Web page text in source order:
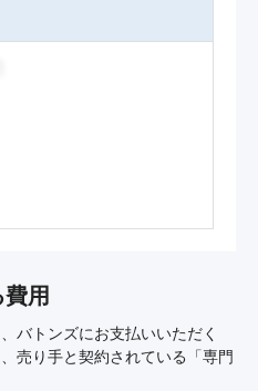
用
バトンズにお支払いいただく
売り手と契約されている「専門